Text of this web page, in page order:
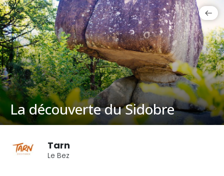
La découverte du Sidobre
Tarn
Le Bez